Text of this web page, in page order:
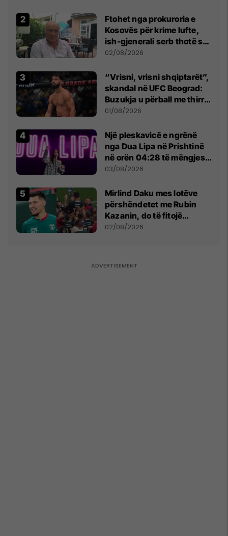
Ftohet nga prokuroria e
Kosovës për krime lufte,
ish-gjenerali serb thotë se
dikush e tradhtoi në
02/08/2026
“Vrisni, vrisni shqiptarët”,
skandal në UFC Beograd:
Buzukja u përball me thirrje
anti-shqiptare nga
01/08/2026
Një pleskavicë e ngrënë
nga Dua Lipa në Prishtinë
në orën 04:28 të mëngjesit
- dhe bota digjitale serbe
03/08/2026
Mirlind Daku mes lotëve
përshëndetet me Rubin
Kazanin, do të fitojë
miliona te Spartak Moska
02/08/2026